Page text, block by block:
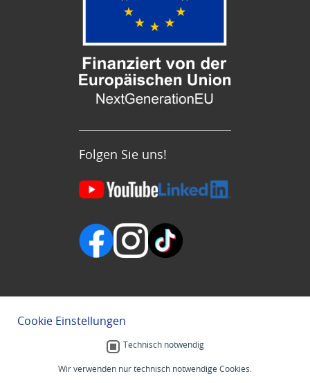
Folgen Sie uns!
Cookie Einstellungen
Technisch notwendig
Wir verwenden nur technisch notwendige Cookies.